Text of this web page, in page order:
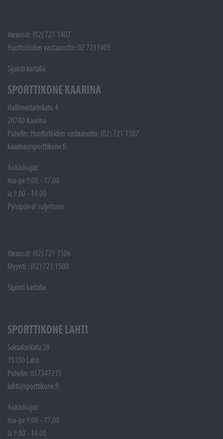
Varaosat: (02) 721 1407
Huoltotöiden vastaanotto: 02 7211405
Sijainti kartalla
SPORTTIKONE KAARINA
Hallimestarinkatu 4
20780 Kaarina
Puhelin: Huoltotöiden vastaanotto: (02) 721 1507
kaarina@sporttikone.fi
Aukioloajat
ma-pe 9.00 - 17.00
la 9.00 - 14.00
Pyhäpäivät suljettuna
Varaosat: (02) 721 1506
Myynti : (02) 721 1500
Sijainti kartalla
SPORTTIKONE LAHTI
Saksalankatu 28
15100 Lahti
Puhelin: 037347211
lahti@sporttikone.fi
Aukioloajat
ma-pe 9.00 - 17.00
la 9.00 - 14.00